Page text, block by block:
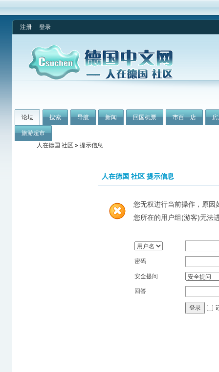
注册 登录
论坛 搜索 导航 新闻 回国机票 市百一店
旅游超市
人在德国 社区 » 提示信息
人在德国 社区 提示信息
您无权进行当前操作，原因
您所在的用户组(游客)无法
密码
安全提问
回答
登录